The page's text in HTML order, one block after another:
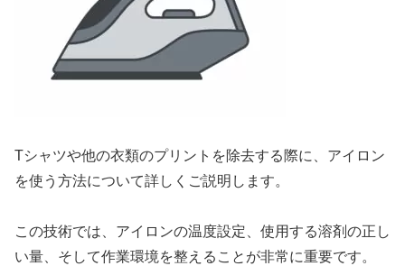
Tシャツや他の衣類のプリントを除去する際に、アイロン
を使う方法について詳しくご説明します。
この技術では、アイロンの温度設定、使用する溶剤の正し
い量、そして作業環境を整えることが非常に重要です。